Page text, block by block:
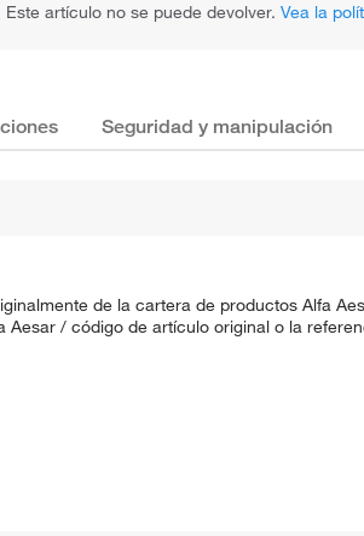
Este artículo no se puede devolver. Vea la
Seguridad y manipulación
de la cartera de productos Alfa
/ código de artículo original o la